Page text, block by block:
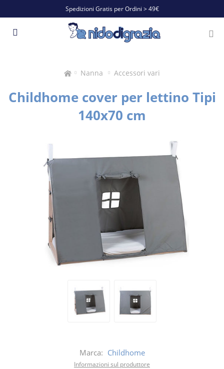
Spedizioni Gratis per Ordini > 49€
Nanna Accessori vari
Childhome cover per lettino Tipi
140x70 cm
Marca: Childhome
Informazioni sul produttore